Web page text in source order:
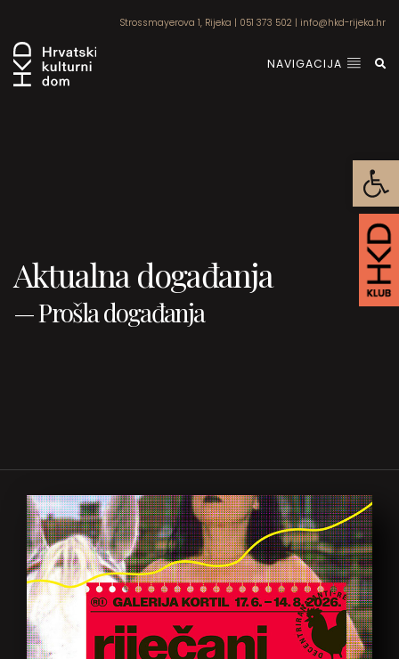
Strossmayerova 1, Rijeka | 051 373 502 | info@hkd-rijeka.hr
NAVIGACIJA
Aktualna događanja
—Prošla događanja